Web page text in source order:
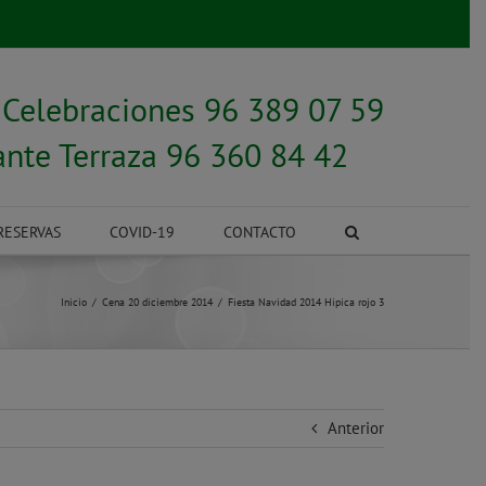
Celebraciones 96 389 07 59
Terraza 96 360 84 42
COVID-19 CONTACTO
Inicio Cena 20 diciembre 2014 Fiesta Navidad 2014 Hipica rojo 3
Anterior